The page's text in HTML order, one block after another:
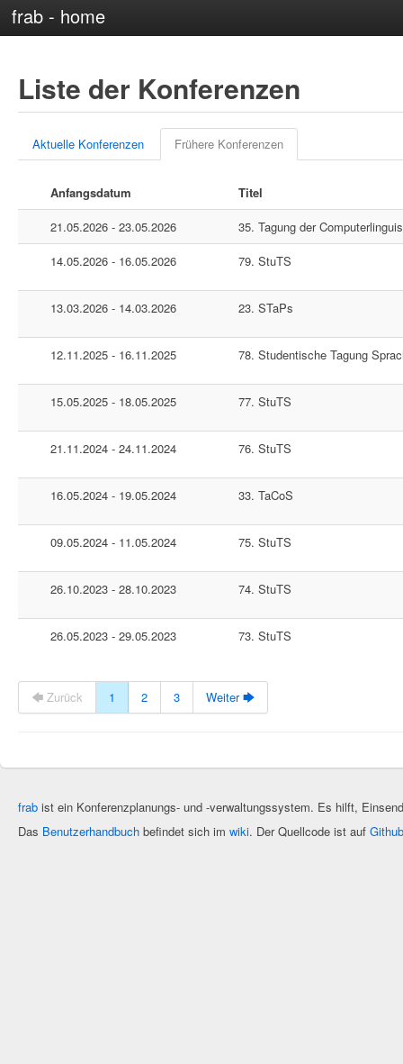
frab - home
Liste der Konferenzen
Aktuelle Konferenzen Frühere Konferenzen
Anfangsdatum
Titel
21.05.2026 - 23.05.2026
35. Tagung der
14.05.2026 - 16.05.2026
79. StuTS
13.03.2026 - 14.03.2026 23. STaPs
12.11.2025 - 16.11.2025 78. Studentische Tagung
15.05.2025 - 18.05.2025 77. StuTS
21.11.2024 - 24.11.2024 76. StuTS
16.05.2024 - 19.05.2024 33. TaCoS
09.05.2024 - 11.05.2024 75. StuTS
26.10.2023 - 28.10.2023 74. StuTS
26.05.2023 - 29.05.2023 73. StuTS
🡄 Zurück 1 2 3 Weiter 🡆
frab ist ein Konferenzplanungs- und -verwaltungssystem. Es hilft,
Das Benutzerhandbuch befindet sich im wiki. Der Quellcode ist auf Github